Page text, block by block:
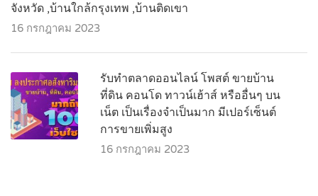
จังหวัด ,บ้านใกล้กรุงเทพ ,บ้านติดเขา
16 กรกฎาคม 2023
รับทำตลาดออนไลน์ โพสต์ ขายบ้าน
ที่ดิน คอนโด ทาวน์เฮ้าส์ หรืออื่นๆ บน
เน็ต เป็นเรื่องจำเป็นมาก มีเปอร์เซ็นต์
การขายเพิ่มสูง
16 กรกฎาคม 2023